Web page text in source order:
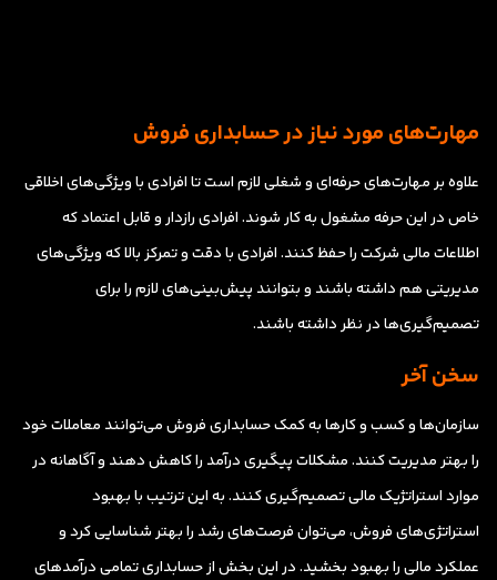
مهارت‌های مورد نیاز در حسابداری فروش
علاوه بر مهارت‌های حرفه‌ای و شغلی لازم است تا افرادی با ویژگی‌های اخلاقی
خاص در این حرفه مشغول به کار شوند. افرادی رازدار و قابل اعتماد که
اطلاعات مالی شرکت را حفظ کنند. افرادی با دقت و تمرکز بالا که ویژگی‌های
مدیریتی هم داشته باشند و بتوانند پیش‌بینی‌های لازم را برای
تصمیم‌گیری‌ها در نظر داشته باشند.
سخن آخر
سازمان‌ها و کسب و کارها به کمک حسابداری فروش می‌توانند معاملات خود
را بهتر مدیریت کنند. مشکلات پیگیری درآمد را کاهش دهند و آگاهانه در
موارد استراتژیک مالی تصمیم‌گیری کنند. به این ترتیب با بهبود
استراتژی‌های فروش، می‌توان فرصت‌های رشد را بهتر شناسایی کرد و
عملکرد مالی را بهبود بخشید. در این بخش از حسابداری تمامی درآمدهای